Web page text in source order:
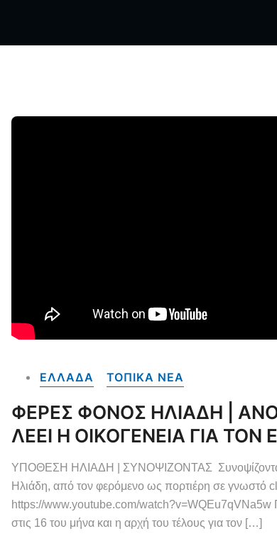
ΕΛΛΑΔΑ ΤΟΠΙΚΑ NEA
ΦΕΡΕΣ ΦΟΝΟΣ ΗΛΙΑΔΗ |
ΛΕΕΙ Η ΟΙΚΟΓΕΝΕΙΑ ΓΙΑ ΤΟΝ
ΥΠΟΘΕΣΗ ΗΛΙΑΔΗ | ΣΥΝΟΨΙΖΟΝΤΑΣ Συνοψίζοντας
Ηλιάδη, από τον φερόμενο ως πορτιέρη σε
https://www.youtube.com/
στις 16 του μήνα και η αρχή του τέλους για τον […]